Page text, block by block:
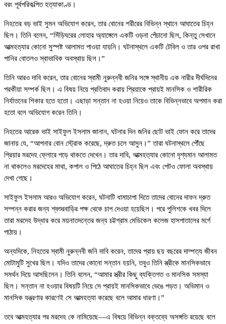
বরং পূর্বপরিকল্পিত হত্যাকাণ্ড।
নিহতের বড় ভাই সুমন অভিযোগ করেন, তার বোনের শরীরের বিভিন্ন স্থানে আঘাতের চিহ্ন
ছিল। তিনি বলেন, “সিঁড়িঘরের লোহার অ্যাঙ্গেলে একটি ওড়না পেঁচানো ছিল, কিন্তু সেখানে
আত্মহত্যার কোনো সুস্পষ্ট আলামত পাওয়া যায়নি। ঘটনাস্থলে একটি টেবিল ও তার ওপর রাখা
পানির বোতলও স্বাভাবিক অবস্থায় ছিল।”
তিনি আরও দাবি করেন, তার বোনের স্বামী নুরুন্নবী জনির সঙ্গে স্থানীয় এক নারীর দীর্ঘদিনের
পরকীয়া সম্পর্ক ছিল। এ বিষয় নিয়ে প্রতিবাদ করায় প্রিয়াকে প্রায়ই মানসিক ও শারীরিক
নির্যাতনের শিকার হতে হতো। এছাড়া সন্তান না হওয়া নিয়েও তাকে বিভিন্নভাবে অপমান করা
হতো বলে অভিযোগ করেন তিনি।
নিহতের আরেক ভাই সাইফুল ইসলাম জানান, ঘটনার দিন জনির ছোট ভাই ফোন করে তাদের
জানায় যে, “আপনার বোন স্ট্রোক করেছে, দ্রুত চলে আসুন।” তারা ঘটনাস্থলে পৌঁছে
প্রিয়ার মরদেহ ফ্লোরে পড়ে থাকতে দেখেন। তার দাবি, আত্মহত্যার কোনো দৃশ্যমান আলামত
না থাকলেও মরদেহের মাথা, কপাল ও পিঠে আঘাতের চিহ্ন ছিল এবং পেটও ফোলা অবস্থায়
দেখা গেছে।
সাইফুল ইসলাম আরও অভিযোগ করেন, ঘটনাটি ধামাচাপা দিতে তাদের বোনের দাফন দ্রুত
সম্পন্ন করার জন্য শ্বশুরবাড়ির পক্ষ থেকে চাপ দেওয়া হয়েছিল। পরে পুলিশকে খবর দিলে
তারা মরদেহ উদ্ধার করে ময়নাতদন্তের জন্য চট্টগ্রাম মেডিকেল কলেজ হাসপাতালের মর্গে
পাঠায়।
অন্যদিকে, নিহতের স্বামী নুরুন্নবী জনি দাবি করেন, তাদের প্রায় ছয় বছরের দাম্পত্য জীবন
মোটামুটি সুখের ছিল। যদিও তাদের কোনো সন্তান হয়নি, তবুও তিনি স্ত্রীকে মানসিকভাবে
সমর্থন দিয়ে আসছিলেন। তিনি বলেন, “আমার স্ত্রীর কিছু ব্যক্তিগত ও মানসিক সমস্যা
ছিল। সন্তান না হওয়ার বিষয়টি নিয়ে সে প্রায়ই মানসিকভাবে ভেঙে পড়ত। অভিমান ও
মানসিক যন্ত্রণার কারণেই সে আত্মহত্যা করেছে বলে আমার ধারণা।”
তবে আত্মহত্যার পর মরদেহ কে নামিয়েছে—এ বিষয়ে বিভিন্ন বক্তব্যে অসঙ্গতি রয়েছে বলে